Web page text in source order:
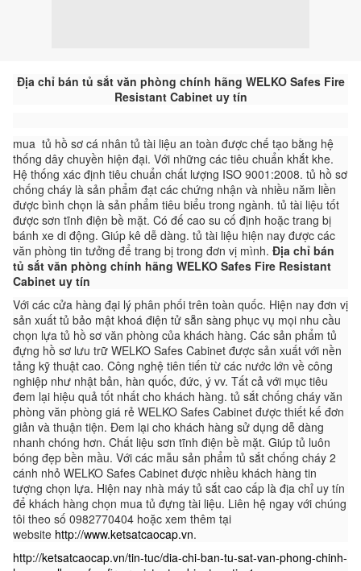
Địa chỉ bán tủ sắt văn phòng chính hãng WELKO Safes Fire
Resistant Cabinet uy tín
mua tủ hồ sơ cá nhân tủ tài liệu an toàn được chế tạo bằng hệ
thống dây chuyền hiện đại. Với những các tiêu chuẩn khắt khe.
Hệ thống xác định tiêu chuẩn chất lượng ISO 9001:2008. tủ hồ sơ
chống cháy là sản phẩm đạt các chứng nhận và nhiều năm liền
được bình chọn là sản phẩm tiêu biểu trong ngành. tủ tài liệu tốt
được sơn tĩnh điện bề mặt. Có đế cao su cố định hoặc trang bị
bánh xe di động. Giúp kê dễ dàng. tủ tài liệu hiện nay được các
văn phòng tin tưởng để trang bị trong đơn vị mình. Địa chỉ bán
tủ sắt văn phòng chính hãng WELKO Safes Fire Resistant
Cabinet uy tín
Với các cửa hàng đại lý phân phối trên toàn quốc. Hiện nay đơn vị
sản xuất tủ bảo mật khoá điện tử sẵn sàng phục vụ mọi nhu cầu
chọn lựa tủ hồ sơ văn phòng của khách hàng. Các sản phẩm tủ
đựng hồ sơ lưu trữ WELKO Safes Cabinet được sản xuất với nền
tảng kỹ thuật cao. Công nghệ tiên tiến từ các nước lớn về công
nghiệp như nhật bản, hàn quốc, đức, ý vv. Tất cả với mục tiêu
đem lại hiệu quả tốt nhất cho khách hàng. tủ sắt chống cháy văn
phòng văn phòng giá rẻ WELKO Safes Cabinet được thiết kế đơn
giản và thuận tiện. Đem lại cho khách hàng sử dụng dễ dàng
nhanh chóng hơn. Chất liệu sơn tĩnh điện bề mặt. Giúp tủ luôn
bóng đẹp bền mầu. Với các mẫu sản phẩm tủ sắt chống cháy 2
cánh nhỏ WELKO Safes Cabinet được nhiều khách hàng tin
tượng chọn lựa. Hiện nay nhà máy tủ sắt cao cấp là địa chỉ uy tín
để khách hàng chọn mua tủ đựng tài liệu. Liên hệ ngay với chúng
tôi theo số 0982770404 hoặc xem thêm tại
website http://www.ketsatcaocap.vn.
http://ketsatcaocap.vn/tin-tuc/dia-chi-ban-tu-sat-van-phong-chinh-